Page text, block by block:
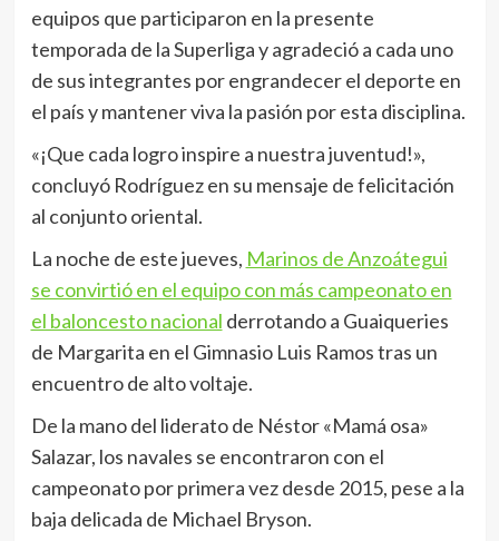
equipos que participaron en la presente
temporada de la Superliga y agradeció a cada uno
de sus integrantes por engrandecer el deporte en
el país y mantener viva la pasión por esta disciplina.
«¡Que cada logro inspire a nuestra juventud!»,
concluyó Rodríguez en su mensaje de felicitación
al conjunto oriental.
La noche de este jueves, Marinos de Anzoátegui
se convirtió en el equipo con más campeonato en
el baloncesto nacional derrotando a Guaiqueries
de Margarita en el Gimnasio Luis Ramos tras un
encuentro de alto voltaje.
De la mano del liderato de Néstor «Mamá osa»
Salazar, los navales se encontraron con el
campeonato por primera vez desde 2015, pese a la
baja delicada de Michael Bryson.